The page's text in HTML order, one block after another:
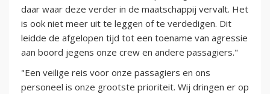
daar waar deze verder in de maatschappij vervalt. Het
is ook niet meer uit te leggen of te verdedigen. Dit
leidde de afgelopen tijd tot een toename van agressie
aan boord jegens onze crew en andere passagiers."
"Een veilige reis voor onze passagiers en ons
personeel is onze grootste prioriteit. Wij dringen er op